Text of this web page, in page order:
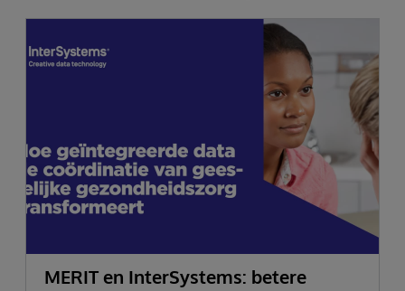
MERIT en InterSystems: betere